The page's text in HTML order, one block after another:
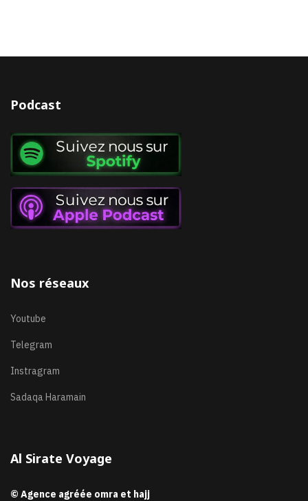
Podcast
Nos réseaux
Youtube
Telegram
Instragram
Sadaqa Haramain
Al Sirate Voyage
© Agence agréée omra et hajj